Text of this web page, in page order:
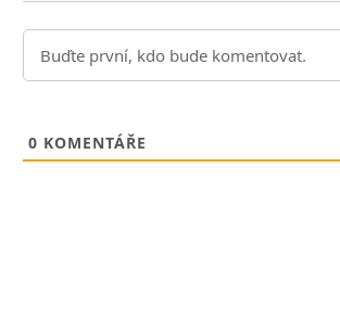
0 KOMENTÁŘE